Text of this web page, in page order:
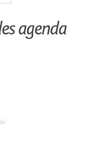
agenda